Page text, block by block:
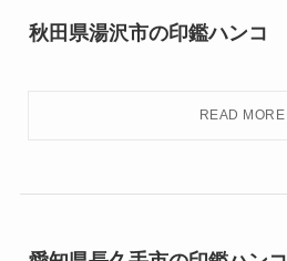
秋田県湯沢市の印鑑ハンコ